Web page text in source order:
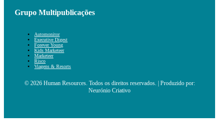
Grupo Multipublicações
Automonitor
Executive Digest
Forever Young
Kids Marketeer
Marketeer
Risco
Viagens & Resorts
© 2026 Human Resources. Todos os direitos reservados. | Produzido por:
Neurónio Criativo